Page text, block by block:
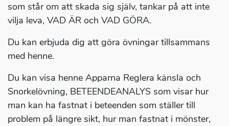
som står om att skada sig själv, tankar på att inte
vilja leva, VAD ÄR och VAD GÖRA.
Du kan erbjuda dig att göra övningar tillsammans
med henne.
Du kan visa henne Apparna Reglera känsla och
Snorkelövning, BETEENDEANALYS som visar hur
man kan ha fastnat i beteenden som ställer till
problem på längre sikt, hur man fastnat i mönster,